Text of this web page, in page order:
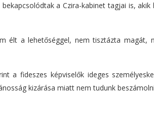
a Czira-kabinet tagjai is,
élt a lehetőséggel, nem tisztázta
a fideszes képviselők ideges
kizárása miatt nem tudunk